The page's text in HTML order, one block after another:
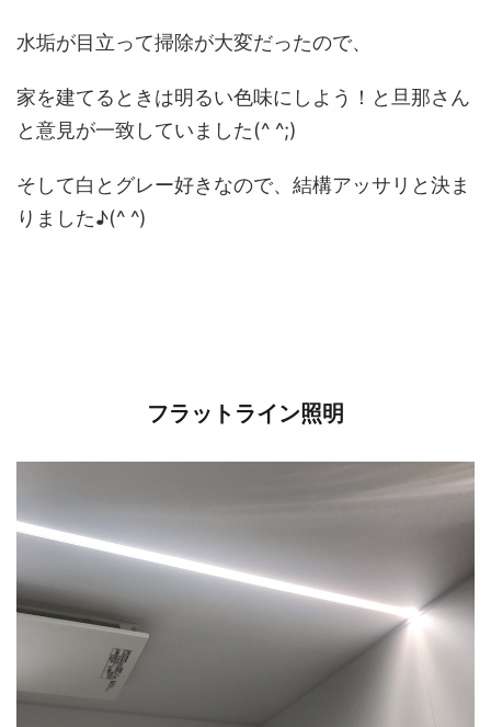
水垢が目立って掃除が大変だったので、
家を建てるときは明るい色味にしよう！と旦那さん
と意見が一致していました(^ ^;)
そして白とグレー好きなので、結構アッサリと決ま
りました♪(^ ^)
フラットライン照明